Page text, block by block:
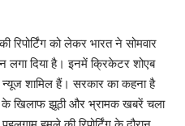
रिपोर्टिंग को लेकर भारत ने सोमवार
लगा दिया है। इनमें क्रिकेटर शोएब
शामिल हैं। सरकार का कहना है
के खिलाफ झूठी और भ्रामक खबरें चला